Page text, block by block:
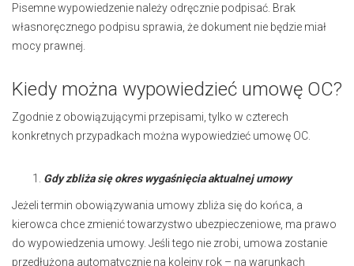
Pisemne wypowiedzenie należy odręcznie podpisać. Brak
własnoręcznego podpisu sprawia, że dokument nie będzie miał
mocy prawnej.
Kiedy można wypowiedzieć umowę OC?
Zgodnie z obowiązującymi przepisami, tylko w czterech
konkretnych przypadkach można wypowiedzieć umowę OC.
Gdy zbliża się okres wygaśnięcia aktualnej umowy
Jeżeli termin obowiązywania umowy zbliża się do końca, a
kierowca chce zmienić towarzystwo ubezpieczeniowe, ma prawo
do wypowiedzenia umowy. Jeśli tego nie zrobi, umowa zostanie
przedłużona automatycznie na kolejny rok – na warunkach